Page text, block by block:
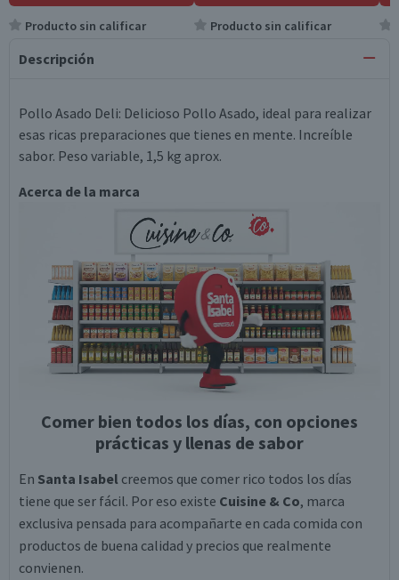
Producto sin calificar Producto sin calificar
Descripción
Pollo Asado Deli: Delicioso Pollo Asado, ideal para realizar
esas ricas preparaciones que tienes en mente. Increíble
sabor. Peso variable, 1,5 kg aprox.
Acerca de la marca
Comer bien todos los días, con opciones
prácticas y llenas de sabor
En Santa Isabel creemos que comer rico todos los días
tiene que ser fácil. Por eso existe Cuisine & Co, marca
exclusiva pensada para acompañarte en cada comida con
productos de buena calidad y precios que realmente
convienen.